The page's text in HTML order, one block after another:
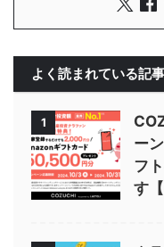
よく読まれている記事
1
ー
フ
す